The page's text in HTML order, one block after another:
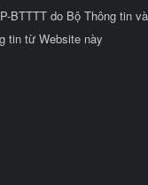
BTTTT do Bộ Thông tin
tin từ Website này